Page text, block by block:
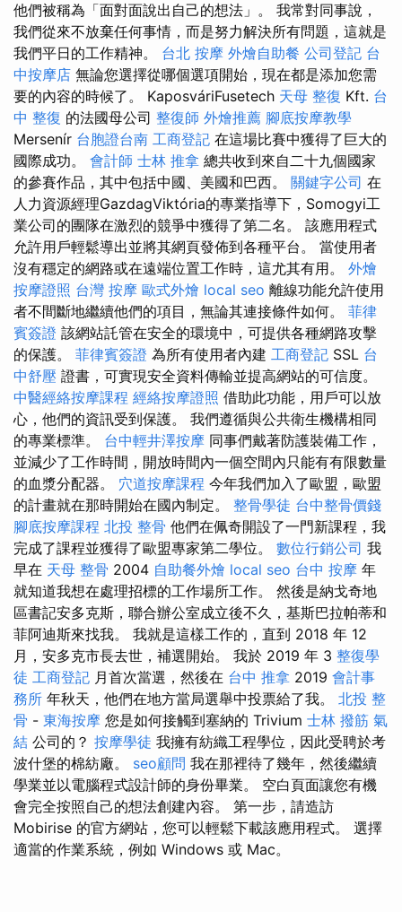
他們被稱為「面對面說出自己的想法」。 我常對同事說，
我們從來不放棄任何事情，而是努力解決所有問題，這就是
我們平日的工作精神。 台北 按摩 外燴自助餐 公司登記 台
中按摩店 無論您選擇從哪個選項開始，現在都是添加您需
要的內容的時候了。 KaposváriFusetech 天母 整復 Kft. 台
中 整復 的法國母公司 整復師 外燴推薦 腳底按摩教學
Mersenír 台胞證台南 工商登記 在這場比賽中獲得了巨大的
國際成功。 會計師 士林 推拿 總共收到來自二十九個國家
的參賽作品，其中包括中國、美國和巴西。 關鍵字公司 在
人力資源經理GazdagViktória的專業指導下，Somogyi工
業公司的團隊在激烈的競爭中獲得了第二名。 該應用程式
允許用戶輕鬆導出並將其網頁發佈到各種平台。 當使用者
沒有穩定的網路或在遠端位置工作時，這尤其有用。 外燴
按摩證照 台灣 按摩 歐式外燴 local seo 離線功能允許使用
者不間斷地繼續他們的項目，無論其連接條件如何。 菲律
賓簽證 該網站託管在安全的環境中，可提供各種網路攻擊
的保護。 菲律賓簽證 為所有使用者內建 工商登記 SSL 台
中舒壓 證書，可實現安全資料傳輸並提高網站的可信度。
中醫經絡按摩課程 經絡按摩證照 借助此功能，用戶可以放
心，他們的資訊受到保護。 我們遵循與公共衛生機構相同
的專業標準。 台中輕井澤按摩 同事們戴著防護裝備工作，
並減少了工作時間，開放時間內一個空間內只能有有限數量
的血漿分配器。 穴道按摩課程 今年我們加入了歐盟，歐盟
的計畫就在那時開始在國內制定。 整骨學徒 台中整骨價錢
腳底按摩課程 北投 整骨 他們在佩奇開設了一門新課程，我
完成了課程並獲得了歐盟專家第二學位。 數位行銷公司 我
早在 天母 整骨 2004 自助餐外燴 local seo 台中 按摩 年
就知道我想在處理招標的工作場所工作。 然後是納戈奇地
區書記安多克斯，聯合辦公室成立後不久，基斯巴拉帕蒂和
菲阿迪斯來找我。 我就是這樣工作的，直到 2018 年 12
月，安多克市長去世，補選開始。 我於 2019 年 3 整復學
徒 工商登記 月首次當選，然後在 台中 推拿 2019 會計事
務所 年秋天，他們在地方當局選舉中投票給了我。 北投 整
骨 - 東海按摩 您是如何接觸到塞納的 Trivium 士林 撥筋 氣
結 公司的？ 按摩學徒 我擁有紡織工程學位，因此受聘於考
波什堡的棉紡廠。 seo顧問 我在那裡待了幾年，然後繼續
學業並以電腦程式設計師的身份畢業。 空白頁面讓您有機
會完全按照自己的想法創建內容。 第一步，請造訪
Mobirise 的官方網站，您可以輕鬆下載該應用程式。 選擇
適當的作業系統，例如 Windows 或 Mac。